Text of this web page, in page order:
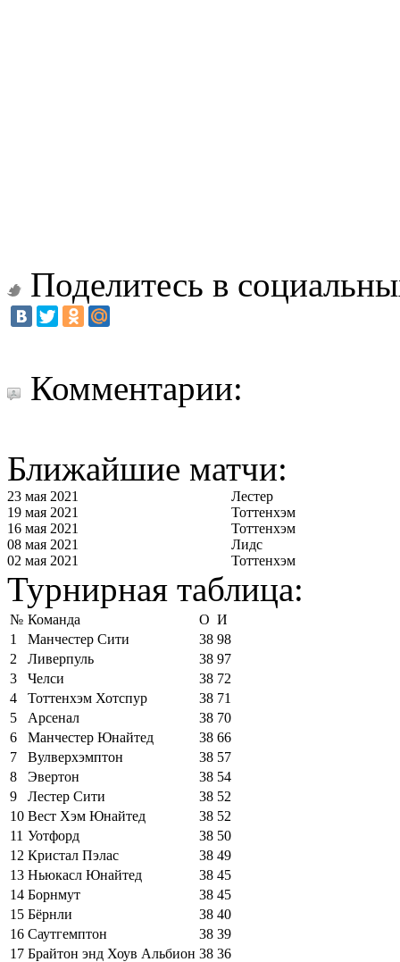
Поделитесь в
Комментарии:
Ближайшие матчи:
23 мая 2021
Лестер
19 мая 2021
Тоттенхэм
16 мая 2021
Тоттенхэм
08 мая 2021
Лидс
02 мая 2021
Тоттенхэм
Турнирная таблица:
№ Команда О И
1
Манчестер Сити 38 98
2
Ливерпуль 38 97
3
Челси 38 72
4
Тоттенхэм Хотспур 38 71
5
Арсенал 38 70
6
Манчестер Юнайтед 38 66
7
Вулверхэмптон 38 57
8
Эвертон 38 54
9
Лестер Сити 38 52
10 Вест Хэм Юнайтед 38 52
11 Уотфорд 38 50
12 Кристал Пэлас 38 49
13 Ньюкасл Юнайтед 38 45
14 Борнмут 38 45
15 Бёрнли 38 40
16 Саутгемптон 38 39
17 Брайтон энд Хоув Альбион 38 36